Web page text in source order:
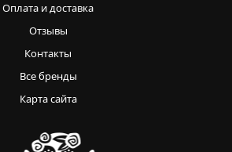
Оплата и доставка
Отзывы
Контакты
Все бренды
Карта сайта